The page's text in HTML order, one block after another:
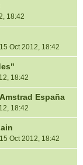
18:42
15 Oct 2012, 18:42
18:42
España
18:42
15 Oct 2012, 18:42